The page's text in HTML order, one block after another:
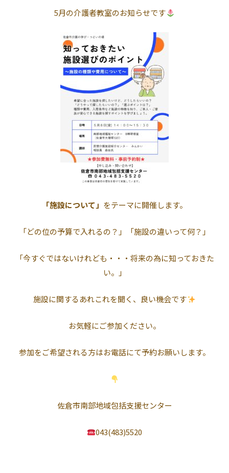
5月の介護者教室のお知らせです
「施設について」 をテーマに開催します。
「どの位の予算で入れるの？」「施設の違いって何？」
「今すぐではないけれども・・・将来の為に知っておきた
い。」
施設に関するあれこれを聞く、良い機会です
お気軽にご参加ください。
参加をご希望される方はお電話にて予約お願いします。
佐倉市南部地域包括支援センター
043(483)5520